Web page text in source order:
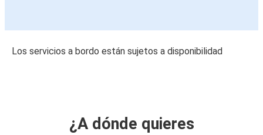
Los servicios a bordo están sujetos a disponibilidad
¿A dónde quieres